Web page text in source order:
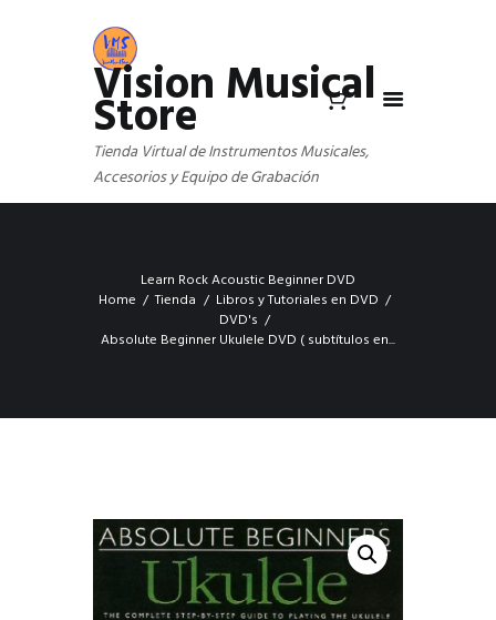
Vision Musical
Store
Tienda Virtual de Instrumentos Musicales,
Accesorios y Equipo de Grabación
Learn Rock Acoustic Beginner DVD
Home
Tienda
Libros y Tutoriales en DVD
DVD's
Absolute Beginner Ukulele DVD ( subtítulos en...